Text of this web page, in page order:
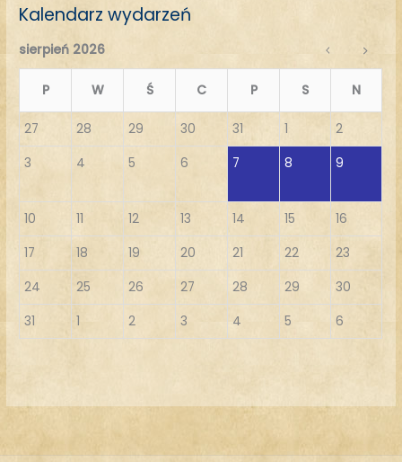
Kalendarz wydarzeń
sierpień 2026
P W Ś C P S N
27 28 29 30 31 1
2
3
4 5 6 7 8 9
10 11 12 13 14 15
16
17
18 19 20 21 22
23
24
25 26 27 28 29
30
31
1 2 3 4 5 6